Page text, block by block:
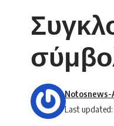
Last
Notosnews-